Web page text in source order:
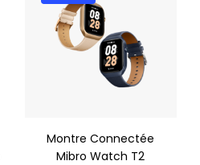
Montre Connectée
Mibro Watch T2